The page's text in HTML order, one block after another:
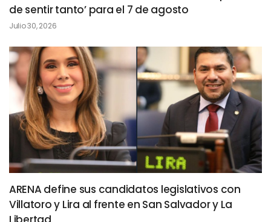
de sentir tanto’ para el 7 de agosto
Julio 30, 2026
ARENA define sus candidatos legislativos con
Villatoro y Lira al frente en San Salvador y La